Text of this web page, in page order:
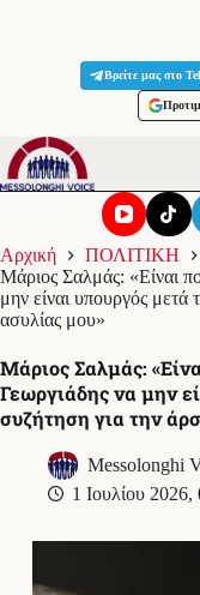
Βρείτε μας στο
Αρχική
ΠΟΛΙΤΙΚΗ
Μάριος Σαλμάς: «Είναι
μην είναι υπουργός μετά
ασυλίας μου»
Μάριος Σαλμάς:
Γεωργιάδης να μην
συζήτηση για την
Messolonghi
1 Ιουλίου 2026,